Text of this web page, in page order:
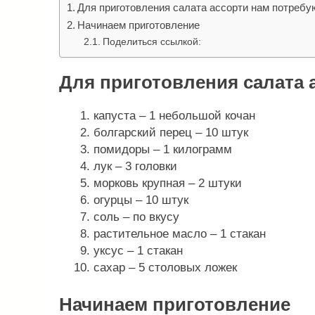
Для приготовления салата ассорти нам
Начинаем приготовление
Поделиться ссылкой:
Для приготовления салата
капуста – 1 небольшой кочан
болгарский перец – 10 штук
помидоры – 1 килограмм
лук – 3 головки
морковь крупная – 2 штуки
огурцы – 10 штук
соль – по вкусу
растительное масло – 1 стакан
уксус – 1 стакан
сахар – 5 столовых ложек
Начинаем приготовление